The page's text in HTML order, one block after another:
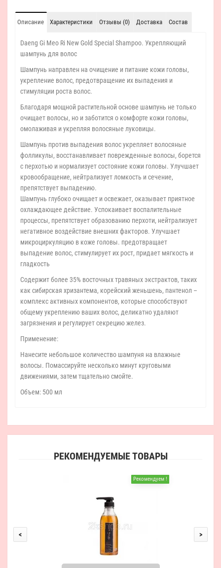
Описание Характеристики Отзывы (0) Доставка Состав
Daeng Gi Meo Ri New Gold Special Shampoo. Укрепляющий
шампунь для волос
Шампунь направлен на очищение и питание кожи головы,
укрепление волос, предотвращение их выпадения и
стимуляции роста волос.
Благодаря мощной растительной основе шампунь не только
очищает волосы, но и заботится о комфорте кожи головы,
омолаживая и укрепляя волосяные луковицы.
Шампунь против выпадения волос укрепляет волосяные
фолликулы, восстанавливает поврежденные волосы, борется
с перхотью и нормализует состояние кожи головы. Улучшает
кровообращение, нейтрализует ломкость и сечение,
препятствует выпадению.
Шампунь глубоко очищает и освежает, оказывает приятное
охлаждающее действие. Успокаивает воспалительные
процессы, препятствует образованию перхоти, нейтрализует
негативное воздействие внешних факторов. Улучшает
микроциркуляцию в коже головы. предотвращает
выпадение волос, стимулирует их рост, придает мягкость и
гладкость
Содержит более 35% восточных травяных экстрактов, таких
как сибирская хризантема, корейский женьшень, пантенол –
комплекс активных компонентов, которые способствуют
общему укреплению ваших волос, деликатно удаляют
загрязнения и регулирует секрецию желез.
Применение:
Нанесите небольшое количество шампуня на влажные
волосы. Помассируйте несколько минут круговыми
движениями, затем тщательно смойте.
Объем: 500 мл
РЕКОМЕНДУЕМЫЕ ТОВАРЫ
Рекомендуем !
< >